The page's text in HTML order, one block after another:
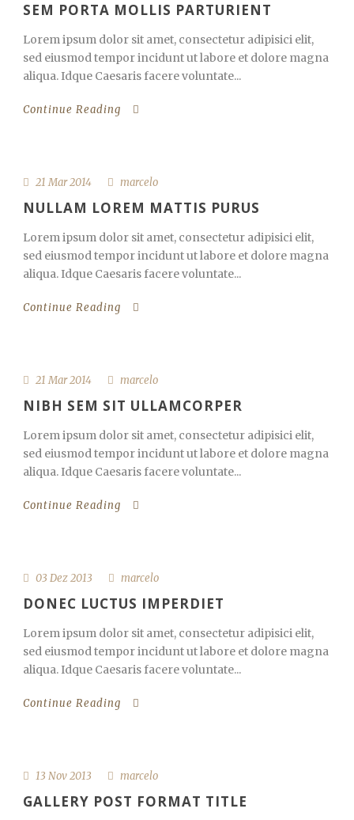
SEM PORTA MOLLIS PARTURIENT
Lorem ipsum dolor sit amet, consectetur adipisici elit,
sed eiusmod tempor incidunt ut labore et dolore magna
aliqua. Idque Caesaris facere voluntate...
Continue Reading
21 Mar 2014 marcelo
NULLAM LOREM MATTIS PURUS
Lorem ipsum dolor sit amet, consectetur adipisici elit,
sed eiusmod tempor incidunt ut labore et dolore magna
aliqua. Idque Caesaris facere voluntate...
Continue Reading
21 Mar 2014 marcelo
NIBH SEM SIT ULLAMCORPER
Lorem ipsum dolor sit amet, consectetur adipisici elit,
sed eiusmod tempor incidunt ut labore et dolore magna
aliqua. Idque Caesaris facere voluntate...
Continue Reading
03 Dez 2013 marcelo
DONEC LUCTUS IMPERDIET
Lorem ipsum dolor sit amet, consectetur adipisici elit,
sed eiusmod tempor incidunt ut labore et dolore magna
aliqua. Idque Caesaris facere voluntate...
Continue Reading
13 Nov 2013 marcelo
GALLERY POST FORMAT TITLE